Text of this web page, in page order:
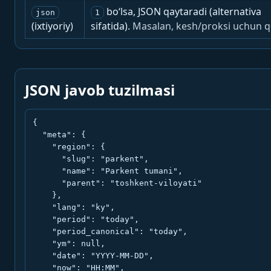
json
(ixtiyoriy)
1
bo‘lsa, JSON qaytaradi (alternativa
sifatida). Masalan, kesh/proksi uchun
JSON javob tuzilmasi
{
  "meta": {
    "region": {
      "slug": "parkent",
      "name": "Parkent tumani",
      "parent": "toshkent-viloyati"
    },
    "lang": "ky",
    "period": "today",
    "period_canonical": "today",
    "ym": null,
    "date": "YYYY-MM-DD",
    "now": "HH:MM",